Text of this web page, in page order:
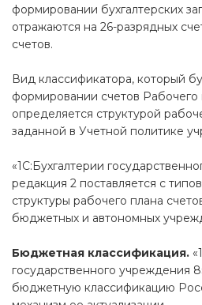
формировании бухгалтерских
отражаются на 26-разрядных
счетов.
Вид классификатора, который
формировании счетов
определяется структурой
заданной в Учетной политике
«1С:Бухгалтерии
редакция 2 поставляется с
структуры рабочего плана
бюджетных и автономных
Бюджетная классификация.
государственного учреждения
бюджетную классификацию